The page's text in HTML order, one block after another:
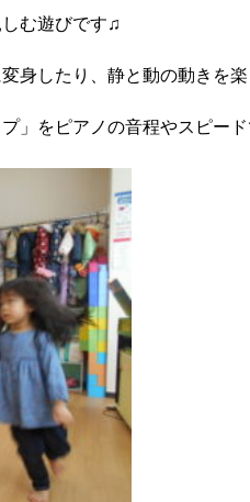
む遊びです♫
身したり、静と動の動きを
」をピアノの音程やスピー